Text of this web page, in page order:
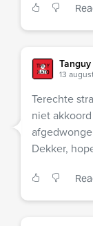
Tanguy
13
Terechte
niet
Dekker,